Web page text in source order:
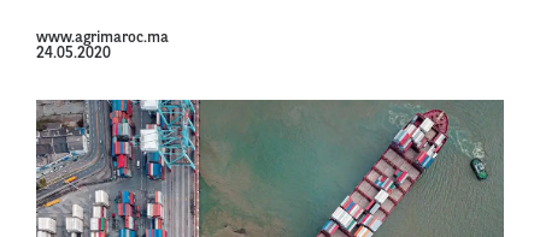
www.agrimaroc.ma
24.05.2020